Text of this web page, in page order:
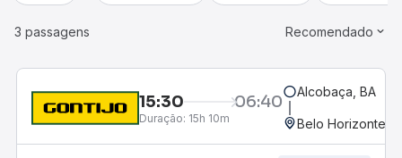
3 passagens Recomendado
15:30 06:40
Duração: 15h 10m
Alcobaça, BA
Belo Horizonte,